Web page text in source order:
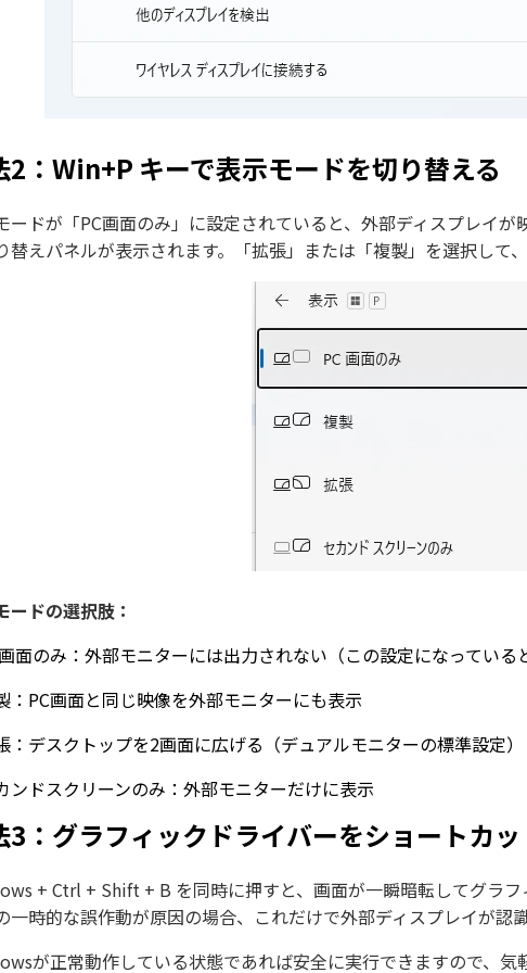
2：Win+P キーで表示モードを切り替える
ードが「PC画面のみ」に設定されていると、外部ディスプレイ
替えパネルが表示されます。「拡張」または「複製」を選択して
ードの選択肢：
面のみ：外部モニターには出力されない（この設定になっている
：PC画面と同じ映像を外部モニターにも表示
：デスクトップを2画面に広げる（デュアルモニターの標準設定）
ンドスクリーンのみ：外部モニターだけに表示
3：グラフィックドライバーをショートカ
+ Ctrl + Shift + B を同時に押すと、画面が一瞬暗転してグラ
一時的な誤作動が原因の場合、これだけで外部ディスプレイが認
が正常動作している状態であれば安全に実行できますので、気